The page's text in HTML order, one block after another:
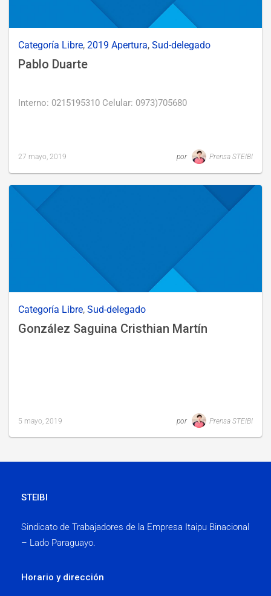
Categoría Libre, 2019 Apertura, Sud-delegado
Pablo Duarte
Interno: 0215195310 Celular: 0973)705680
2019
27 mayo, 2019 por Prensa STEIBI
Categoría Libre, Sud-delegado
González Saguina Cristhian Martín
5 mayo, 2019 por Prensa STEIBI
STEIBI
Sindicato de Trabajadores de la Empresa Itaipu Binacional
– Lado Paraguayo.
Horario y dirección